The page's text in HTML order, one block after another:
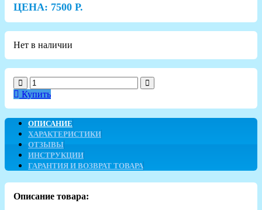
ЦЕНА: 7500 Р.
Нет в наличии
Купить
ОПИСАНИЕ
ХАРАКТЕРИСТИКИ
ОТЗЫВЫ
ИНСТРУКЦИИ
ГАРАНТИЯ И ВОЗВРАТ ТОВАРА
Описание товара: